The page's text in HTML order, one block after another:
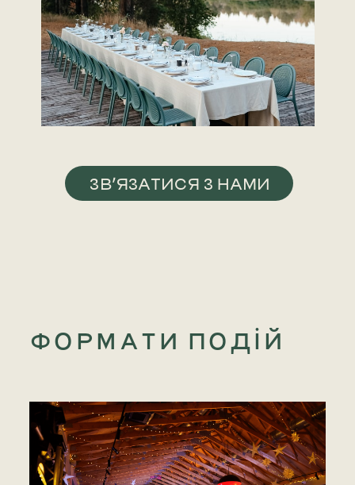
ЗВ’ЯЗАТИСЯ З НАМИ
ФОРМАТИ ПОДІЙ